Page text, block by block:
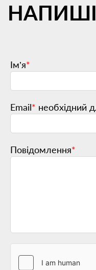
Ім’я*
Email* необхідний
Повідомлення*